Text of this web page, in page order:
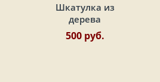
Шкатулка из
дерева
500 руб.